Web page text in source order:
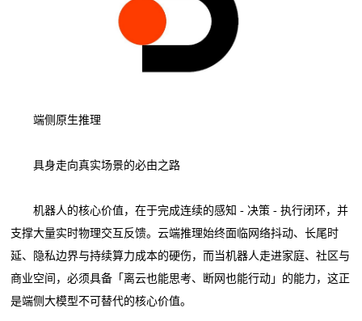
端侧原生推理
具身走向真实场景的必由之路
机器人的核心价值，在于完成连续的感知 - 决策 - 执行闭环，并
支撑大量实时物理交互反馈。云端推理始终面临网络抖动、长尾时
延、隐私边界与持续算力成本的硬伤，而当机器人走进家庭、社区与
商业空间，必须具备「离云也能思考、断网也能行动」的能力，这正
是端侧大模型不可替代的核心价值。